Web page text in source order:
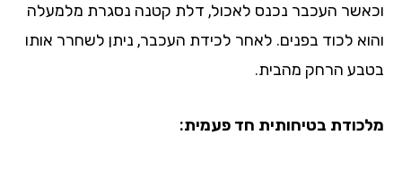
וכאשר העכבר נכנס לאכול, דלת קטנה נסגרת מלמעלה
והוא לכוד בפנים. לאחר לכידת העכבר, ניתן לשחרר אותו
בטבע הרחק מהבית.
מלכודת בטיחותית חד פעמית: